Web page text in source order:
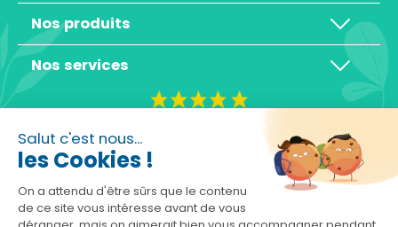
Salut c'est nous...
les Cookies !
On a attendu d'être sûrs que le contenu
de ce site vous intéresse avant de vous
Nos produits
Nos services